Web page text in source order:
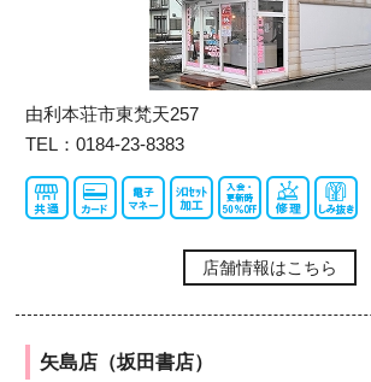
由利本荘市東梵天257
TEL：0184-23-8383
店舗情報はこちら
矢島店（坂田書店）